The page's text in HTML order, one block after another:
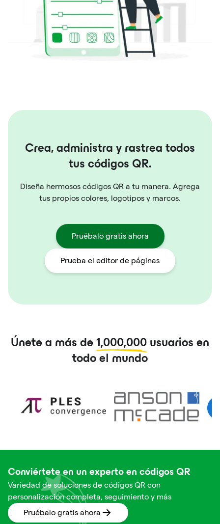
Crea, administra y rastrea todos
tus códigos QR.
Diseña hermosos códigos QR a tu manera. Agrega
tus propios colores, logotipos y marcos.
Pruébalo gratis ahora
Prueba el editor de páginas
Únete a más de 1,000,000 usuarios en
todo el mundo
Conviértete en un experto en códigos QR
Variedad de soluciones de códigos QR con
personalización completa, seguimiento y más
Pruébalo gratis ahora